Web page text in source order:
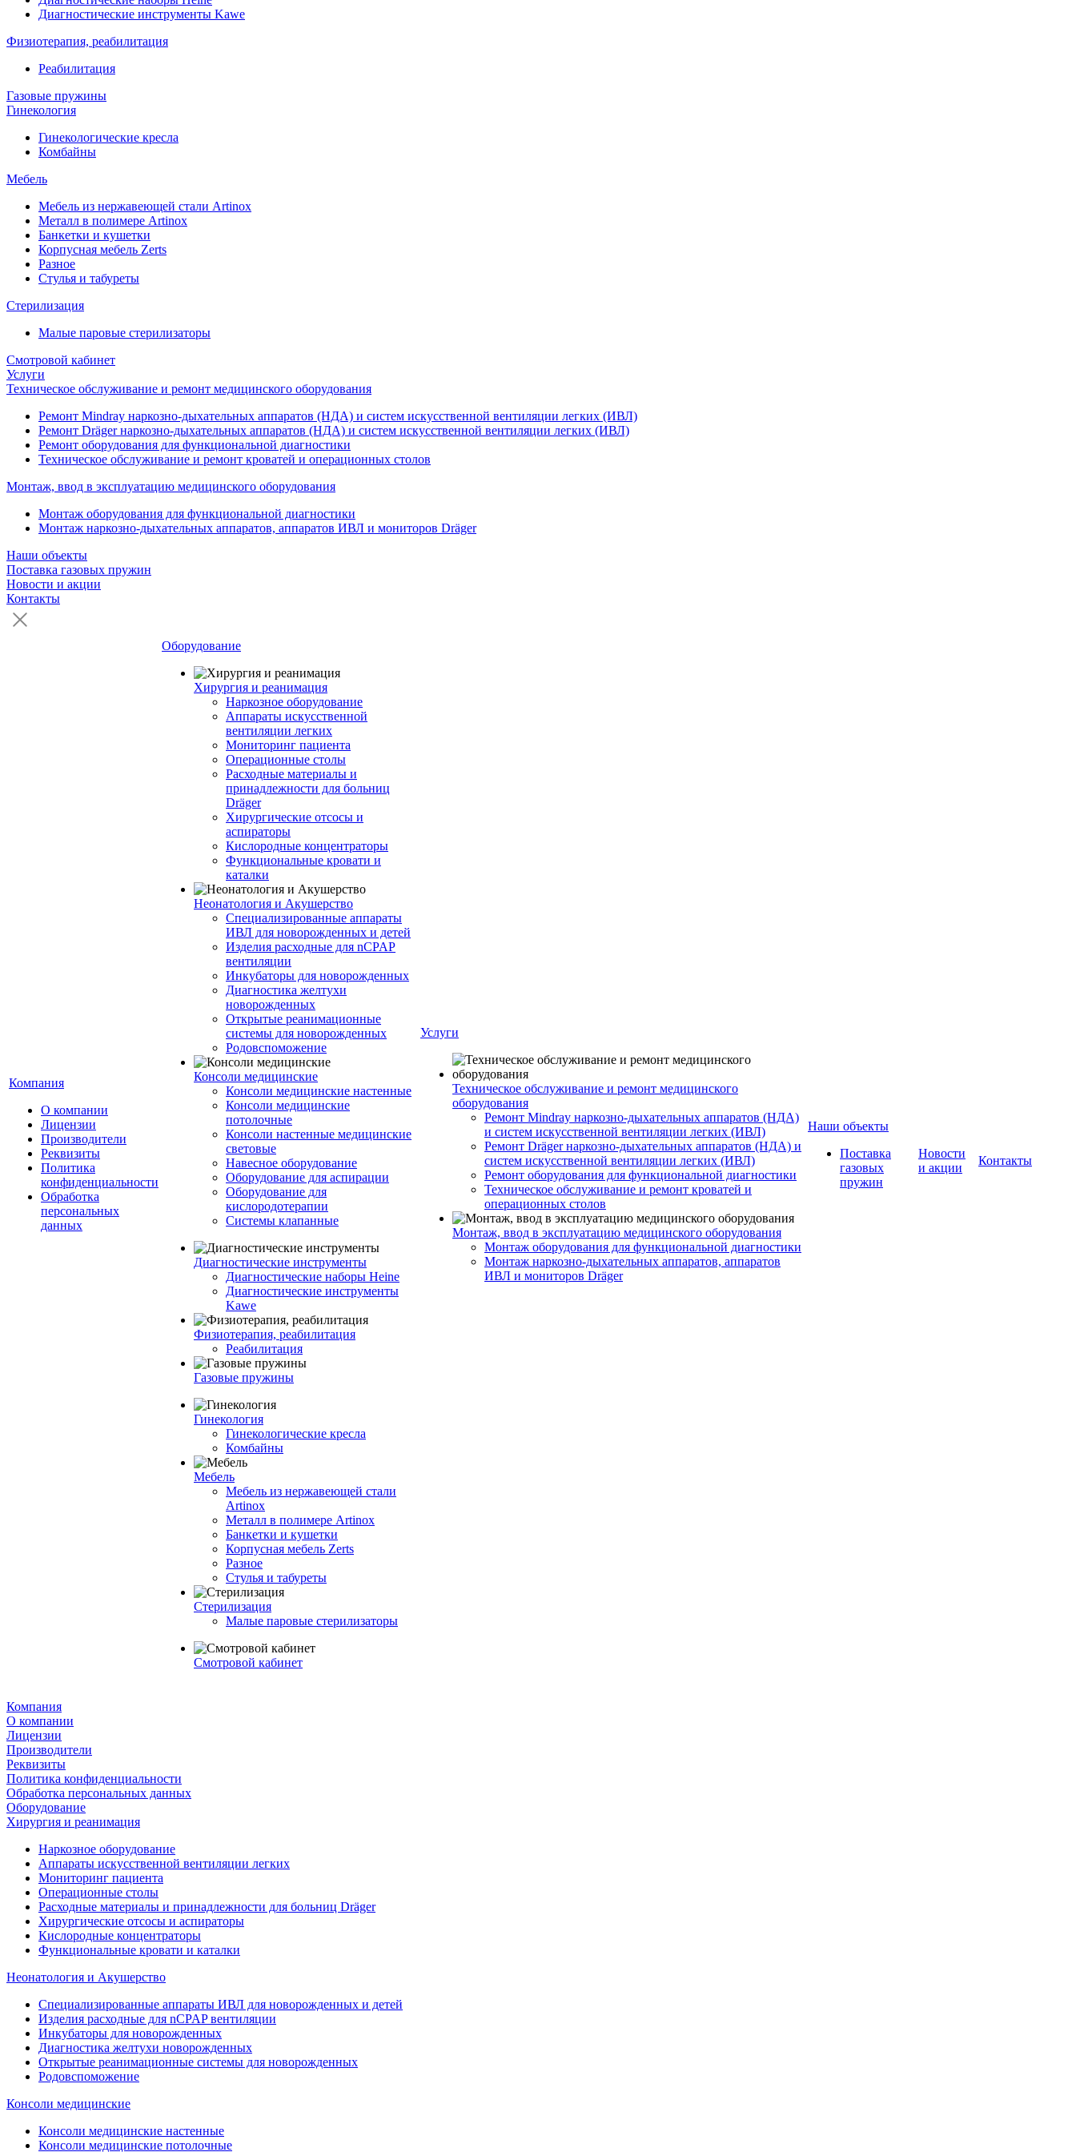
Диагностические инструменты Kawe
Физиотерапия, реабилитация
Реабилитация
Газовые пружины
Гинекология
Гинекологические кресла
Комбайны
Мебель
Мебель из нержавеющей стали Artinox
Металл в полимере Artinox
Банкетки и кушетки
Корпусная мебель Zerts
Разное
Стулья и табуреты
Стерилизация
Малые паровые стерилизаторы
Смотровой кабинет
Услуги
Техническое обслуживание и ремонт медицинского оборудования
Ремонт Mindray наркозно-дыхательных аппаратов (НДА) и систем искусственной вентиляции легких (ИВЛ)
Ремонт Dräger наркозно-дыхательных аппаратов (НДА) и систем искусственной вентиляции легких (ИВЛ)
Ремонт оборудования для функциональной диагностики
Техническое обслуживание и ремонт кроватей и операционных столов
Монтаж, ввод в эксплуатацию медицинского оборудования
Монтаж оборудования для функциональной диагностики
Монтаж наркозно-дыхательных аппаратов, аппаратов ИВЛ и мониторов Dräger
Наши объекты
Поставка газовых пружин
Новости и акции
Контакты
Компания
О компании
Лицензии
Производители
Реквизиты
Политика
конфиденциальности
Обработка
персональных
данных
Оборудование
Хирургия и реанимация
Наркозное оборудование
Аппараты искусственной
вентиляции легких
Мониторинг пациента
Операционные столы
Расходные материалы и
принадлежности для больниц
Dräger
Хирургические отсосы и
аспираторы
Кислородные концентраторы
Функциональные кровати и
каталки
Неонатология и Акушерство
Специализированные аппараты
ИВЛ для новорожденных и детей
Изделия расходные для nCPAP
вентиляции
Инкубаторы для новорожденных
Диагностика желтухи
новорожденных
Открытые реанимационные
системы для новорожденных
Родовспоможение
Консоли медицинские
Консоли медицинские настенные
Консоли медицинские
потолочные
Консоли настенные медицинские
световые
Навесное оборудование
Оборудование для аспирации
Оборудование для
кислородотерапии
Системы клапанные
Диагностические инструменты
Диагностические наборы Heine
Диагностические инструменты
Kawe
Физиотерапия, реабилитация
Реабилитация
Газовые пружины
Гинекология
Гинекологические кресла
Комбайны
Мебель
Мебель из нержавеющей стали
Artinox
Металл в полимере Artinox
Банкетки и кушетки
Корпусная мебель Zerts
Разное
Стулья и табуреты
Стерилизация
Малые паровые стерилизаторы
Смотровой кабинет
Услуги
Техническое обслуживание и ремонт медицинского
оборудования
Ремонт Mindray наркозно-дыхательных аппаратов (НДА)
и систем искусственной вентиляции легких (ИВЛ)
Ремонт Dräger наркозно-дыхательных аппаратов (НДА) и
систем искусственной вентиляции легких (ИВЛ)
Ремонт оборудования для функциональной диагностики
Техническое обслуживание и ремонт кроватей и
операционных столов
Монтаж, ввод в эксплуатацию медицинского оборудования
Монтаж оборудования для функциональной диагностики
Монтаж наркозно-дыхательных аппаратов, аппаратов
ИВЛ и мониторов Dräger
Наши объекты
Поставка
газовых
пружин
Новости
и акции
Контакты
Компания
О компании
Лицензии
Производители
Реквизиты
Политика конфиденциальности
Обработка персональных данных
Оборудование
Хирургия и реанимация
Наркозное оборудование
Аппараты искусственной вентиляции легких
Мониторинг пациента
Операционные столы
Расходные материалы и принадлежности для больниц Dräger
Хирургические отсосы и аспираторы
Кислородные концентраторы
Функциональные кровати и каталки
Неонатология и Акушерство
Специализированные аппараты ИВЛ для новорожденных и детей
Изделия расходные для nCPAP вентиляции
Инкубаторы для новорожденных
Диагностика желтухи новорожденных
Открытые реанимационные системы для новорожденных
Родовспоможение
Консоли медицинские
Консоли медицинские настенные
Консоли медицинские потолочные